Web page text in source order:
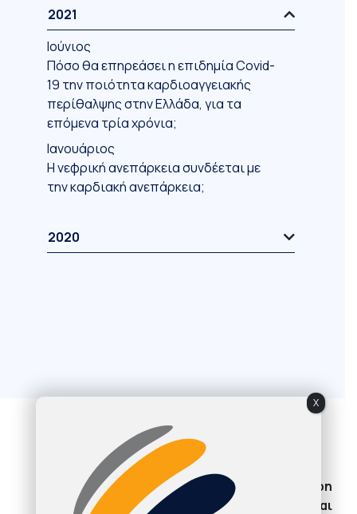
2021
Ιούνιος
Πόσο θα επηρεάσει η επιδημία Covid-
19 την ποιότητα καρδιοαγγειακής
περίθαλψης στην Ελλάδα, για τα
επόμενα τρία χρόνια;
Ιανουάριος
Η νεφρική ανεπάρκεια συνδέεται με
την καρδιακή ανεπάρκεια;
2020
Αγαπητοί Συνάδελφοι,
Η ανταλλαγή απόψεων και η ελεύθερη
έκφραση της γνώμης σας, είναι
X